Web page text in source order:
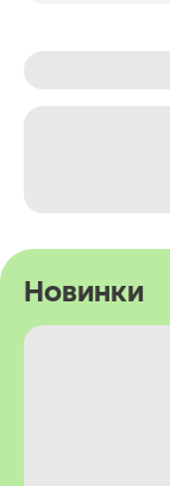
Новинки